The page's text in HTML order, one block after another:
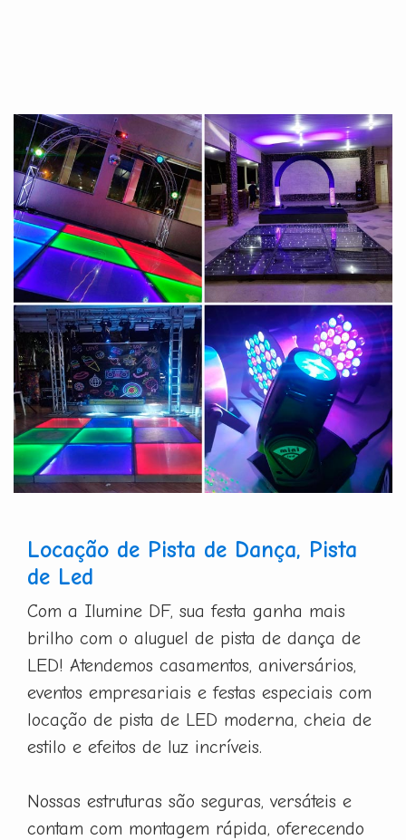
Locação de Pista de Dança, Pista
de Led
Com a Ilumine DF, sua festa ganha mais
brilho com o aluguel de pista de dança de
LED! Atendemos casamentos, aniversários,
eventos empresariais e festas especiais com
locação de pista de LED moderna, cheia de
estilo e efeitos de luz incríveis.
Nossas estruturas são seguras, versáteis e
contam com montagem rápida, oferecendo